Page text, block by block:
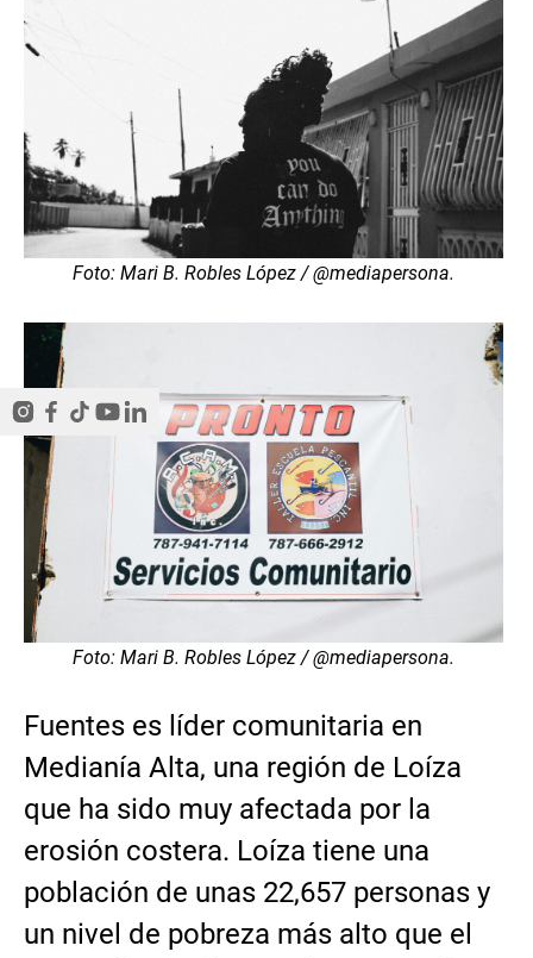
Foto: Mari B. Robles López / @mediapersona.
Foto: Mari B. Robles López / @mediapersona.
Fuentes es líder comunitaria en
Medianía Alta, una región de Loíza
que ha sido muy afectada por la
erosión costera. Loíza tiene una
población de unas 22,657 personas y
un nivel de pobreza más alto que el